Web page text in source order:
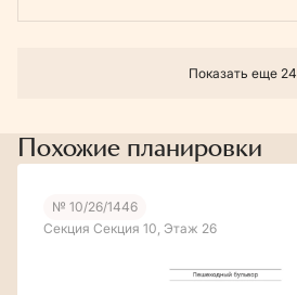
Показать еще 24
Похожие планировки
№ 10/26/1446
Секция Секция 10, Этаж 26